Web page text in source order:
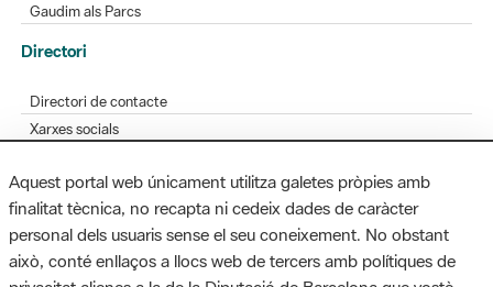
Gaudim als Parcs
Directori
Directori de contacte
Xarxes socials
Bústia de suggeriments
Opineu sobre els parcs
Aquest portal web únicament utilitza galetes pròpies amb
finalitat tècnica, no recapta ni cedeix dades de caràcter
personal dels usuaris sense el seu coneixement. No obstant
això, conté enllaços a llocs web de tercers amb polítiques de